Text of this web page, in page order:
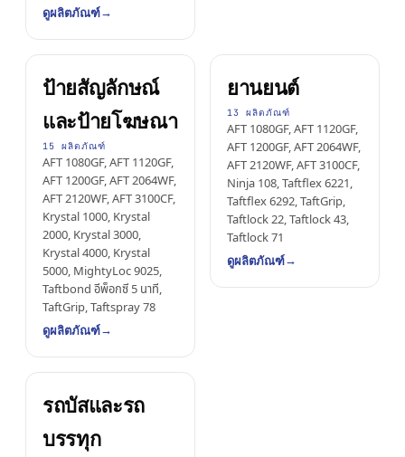
ดูผลิตภัณฑ์→
ป้ายสัญลักษณ์
และป้ายโฆษณา
15 ผลิตภัณฑ์
AFT 1080GF, AFT 1120GF,
AFT 1200GF, AFT 2064WF,
AFT 2120WF, AFT 3100CF,
Krystal 1000, Krystal
2000, Krystal 3000,
Krystal 4000, Krystal
5000, MightyLoc 9025,
Taftbond อีพ็อกซี 5 นาที,
TaftGrip, Taftspray 78
ดูผลิตภัณฑ์→
ยานยนต์
13 ผลิตภัณฑ์
AFT 1080GF, AFT 1120GF,
AFT 1200GF, AFT 2064WF,
AFT 2120WF, AFT 3100CF,
Ninja 108, Taftflex 6221,
Taftflex 6292, TaftGrip,
Taftlock 22, Taftlock 43,
Taftlock 71
ดูผลิตภัณฑ์→
รถบัสและรถ
บรรทุก